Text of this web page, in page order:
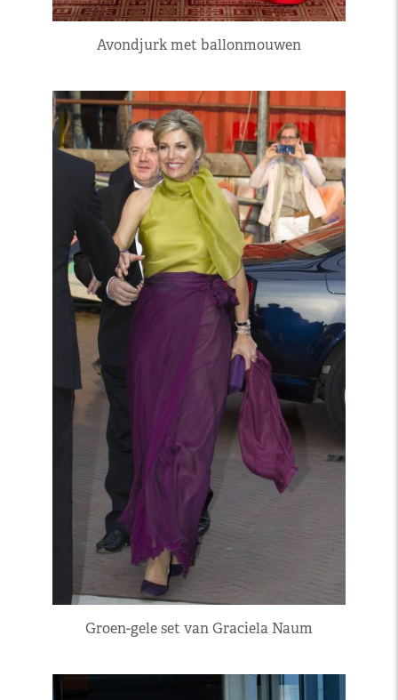
Avondjurk met ballonmouwen
Groen-gele set van Graciela Naum